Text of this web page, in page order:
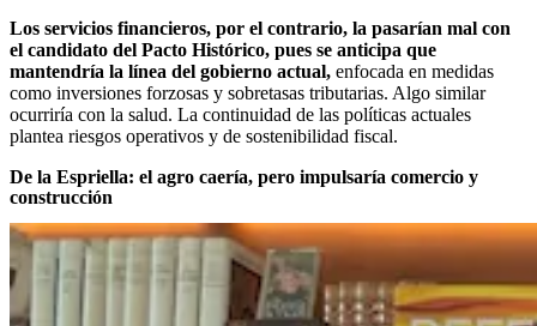
Los servicios financieros, por el contrario, la pasarían mal con
el candidato del Pacto Histórico, pues se anticipa que
mantendría la línea del gobierno actual, enfocada en medidas
como inversiones forzosas y sobretasas tributarias. Algo similar
ocurriría con la salud. La continuidad de las políticas actuales
plantea riesgos operativos y de sostenibilidad fiscal.
De la Espriella: el agro caería, pero impulsaría comercio y
construcción